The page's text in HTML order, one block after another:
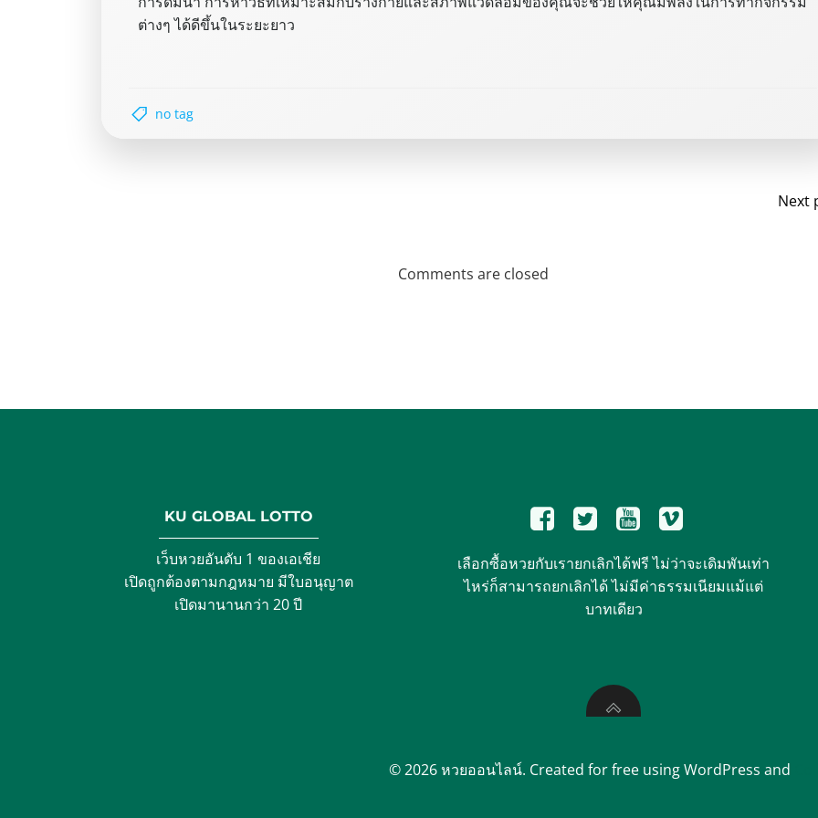
ต่างๆ ได้ดีขึ้นในระยะยาว
no tag
Next
Comments are closed
KU GLOBAL LOTTO
เว็บหวยอันดับ 1 ของเอเชีย
เปิดถูกต้องตามกฎหมาย มีใบอนุญาต
เปิดมานานกว่า 20 ปี
เลือกซื้อหวยกับเรายกเลิกได้ฟรี ไม่ว่าจะเดิมพันเท่า
ไหร่ก็สามารถยกเลิกได้ ไม่มีค่าธรรมเนียมแม้แต่
บาทเดียว
© 2026 หวยออนไลน์. Created for free using WordPress and